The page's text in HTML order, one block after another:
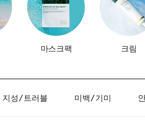
마스크팩 크림
지성/트러블 미백/기미